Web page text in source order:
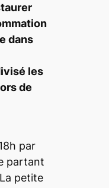
dans
les
de
par
partant
petite